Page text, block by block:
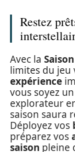
Restez
Avec la
limites du
expérience
vous soyez un
explorateur
saison saura
Déployez vos
préparez vos
saison pleine